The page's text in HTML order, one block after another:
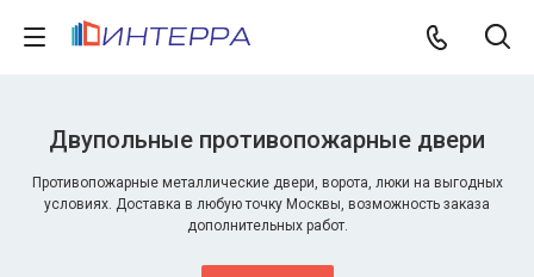
Двупольные противопожарные двери
Противопожарные металлические двери, ворота, люки на выгодных
условиях. Доставка в любую точку Москвы, возможность заказа
дополнительных работ.